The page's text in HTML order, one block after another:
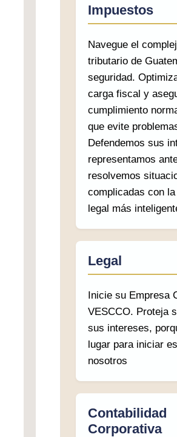
Impuestos
Navegue el
tributario de
seguridad.
carga fiscal y
cumplimiento
que evite
Defendemos sus
representamos
resolvemos
complicadas con
legal más
Legal
Inicie su Empresa
VESCCO. Proteja
sus intereses,
lugar para iniciar
nosotros
Contabilidad
Corporativa